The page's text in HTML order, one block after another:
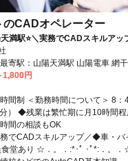
のCADオペレーター
天満駅⭐️＼実務でCADスキルア
！◆社員食堂あり
満駅 山陽電車 網干線「山陽天満」駅
車／バイク 5分） 山陽電車 網干
山陽本線「はりま勝原」駅 （車
・車での通勤OK
1,800円
間制 ＜勤務時間について＞ 8
） ◆残業は繁忙期に月10時間
間の相談もOK
でCADスキルアップ／◆車・バ
堂あり ☆．。．:*･ﾟ ･ﾟ*:．。．